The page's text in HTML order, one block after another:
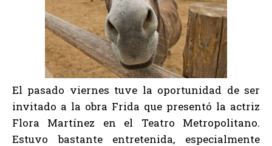
El pasado viernes tuve la oportunidad de ser
invitado a la obra Frida que presentó la actriz
Flora Martínez en el Teatro Metropolitano.
Estuvo bastante entretenida, especialmente